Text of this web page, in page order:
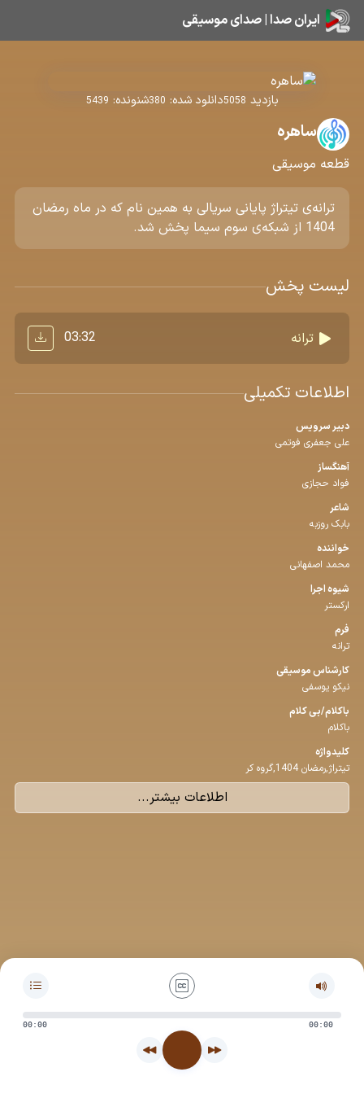
ایران صدا | صدای موسیقی
بازدید 5058دانلود شده: 380شنونده: 5439
ساهره
قطعه موسیقی
ترانه‌ی تیتراژ پایانی سریالی به همین نام که در ماه رمضان
1404 از شبکه‌ی سوم سیما پخش شد.
لیست پخش
ترانه 03:32
اطلاعات تکمیلی
دبیر سرویس
علی جعفری فوتمی
آهنگساز
فواد حجازی
شاعر
بابک روزبه
خواننده
محمد اصفهانی
شیوه اجرا
ارکستر
فرم
ترانه
كارشناس موسیقی
نیکو یوسفی
باكلام/بی كلام
باکلام
كلیدواژه
تیتراژ,رمضان 1404,گروه کر
اطلاعات بیشتر...
00:00 00:00